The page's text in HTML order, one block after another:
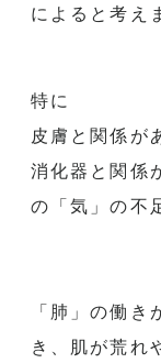
によると考え
特に
皮膚と関係が
消化器と関係
の「気」の不
「肺」の働
き、 肌が荒れ